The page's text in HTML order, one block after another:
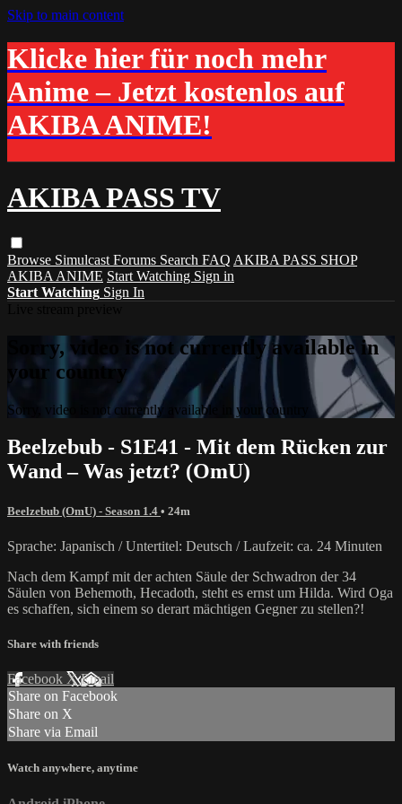
Skip to main content
Klicke hier für noch mehr
Anime – Jetzt kostenlos auf
AKIBA ANIME!
AKIBA PASS TV
Browse Simulcast Forums Search FAQ AKIBA PASS SHOP
AKIBA ANIME Start Watching Sign in
Start Watching Sign In
Sorry, video is not currently available in
your country
Sorry, video is not currently available in your country
Beelzebub - S1E41 - Mit dem Rücken zur
Wand – Was jetzt? (OmU)
Beelzebub (OmU) - Season 1.4 • 24m
Sprache: Japanisch / Untertitel: Deutsch / Laufzeit: ca. 24 Minuten
Nach dem Kampf mit der achten Säule der Schwadron der 34
Säulen von Behemoth, Hecadoth, steht es ernst um Hilda. Wird Oga
es schaffen, sich einem so derart mächtigen Gegner zu stellen?!
Share with friends
Facebook XEmail
Share on Facebook
Share on X
Share via Email
Watch anywhere, anytime